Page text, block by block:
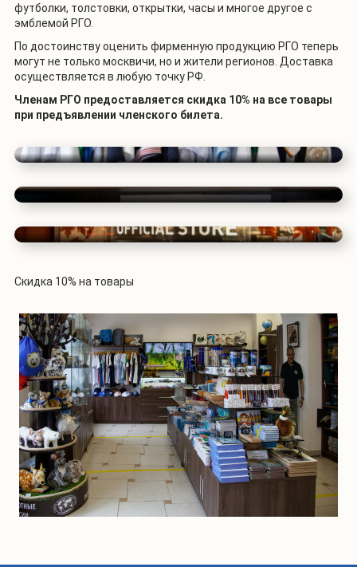
футболки, толстовки, открытки, часы и многое другое с
эмблемой РГО.
По достоинству оценить фирменную продукцию РГО теперь
могут не только москвичи, но и жители регионов. Доставка
осуществляется в любую точку РФ.
Членам РГО предоставляется скидка 10% на все товары
при предъявлении членского билета.
Скидка 10% на товары